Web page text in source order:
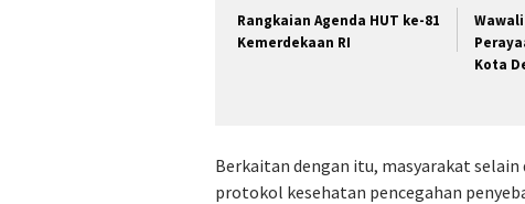
Rangkaian Agenda HUT ke-81
Kemerdekaan RI
Kota
Berkaitan dengan itu, masyarakat
protokol kesehatan pencegahan